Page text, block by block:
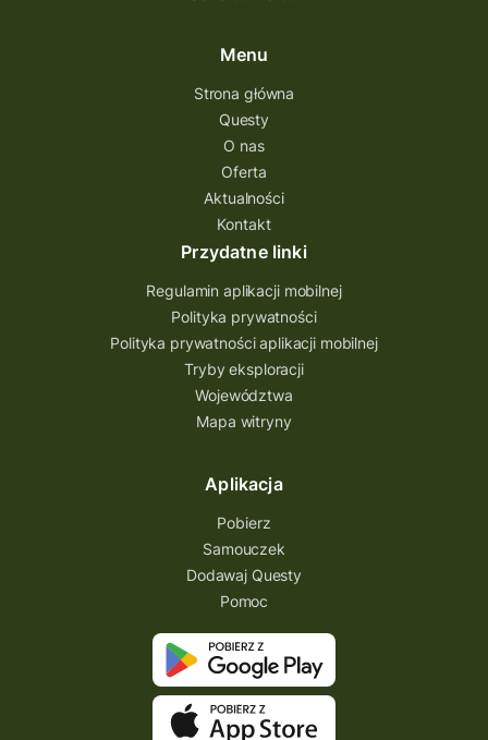
Menu
Strona główna
Questy
O nas
Oferta
Aktualności
Kontakt
Przydatne linki
Regulamin aplikacji mobilnej
Polityka prywatności
Polityka prywatności aplikacji mobilnej
Tryby eksploracji
Województwa
Mapa witryny
Aplikacja
Pobierz
Samouczek
Dodawaj Questy
Pomoc